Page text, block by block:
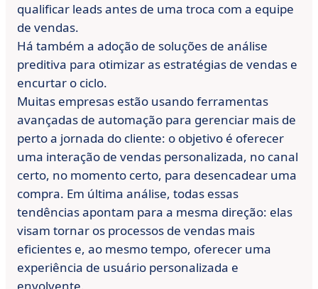
qualificar leads antes de uma troca com a equipe
de vendas.
Há também a adoção de soluções de análise
preditiva para otimizar as estratégias de vendas e
encurtar o ciclo.
Muitas empresas estão usando ferramentas
avançadas de automação para gerenciar mais de
perto a jornada do cliente: o objetivo é oferecer
uma interação de vendas personalizada, no canal
certo, no momento certo, para desencadear uma
compra. Em última análise, todas essas
tendências apontam para a mesma direção: elas
visam tornar os processos de vendas mais
eficientes e, ao mesmo tempo, oferecer uma
experiência de usuário personalizada e